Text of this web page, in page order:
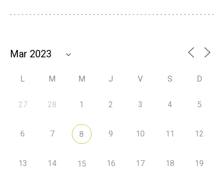
L M M J V S D
27 28 1 2 3 4 5
6 7 8 9 10 11 12
13 14 15 16 17 18 19